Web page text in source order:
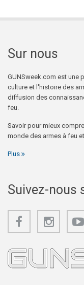
Sur nous
GUNSweek.com est une
culture et l'histoire des
diffusion des
feu.
Savoir pour mieux
monde des armes à feu
Plus
Suivez-nous